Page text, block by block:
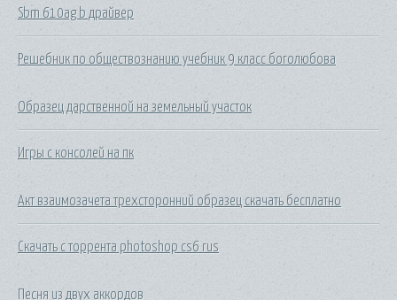
Sbm 610ag b драйвер
Решебник по обществознанию учебник 9 класс боголюбова
Образец дарственной на земельный участок
Игры с консолей на пк
Акт взаимозачета трехсторонний образец скачать бесплатно
Скачать с торрента photoshop cs6 rus
Песня из двух аккордов